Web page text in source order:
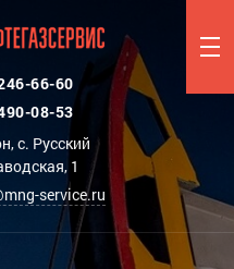
66-60
08-53
с. Русский
1
service.ru